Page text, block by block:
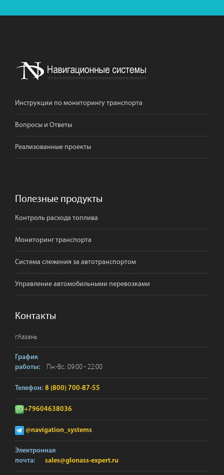
Инструкции по мониторингу транспорта
Вопросы и Ответы
Реализованные проекты
Полезные продукты
Контроль расхода топлива
Мониторинг транспорта
Система слежения за автотранспортом
Управление автомобильными перевозками
Контакты
г.Казань
График
работы:
Пн.-Вс.: 09:00 - 22:00
Телефон: 8 (800) 700-87-55
+79604638036
@navigation_systems
Электронная
почта:
sales@glonass-expert.ru